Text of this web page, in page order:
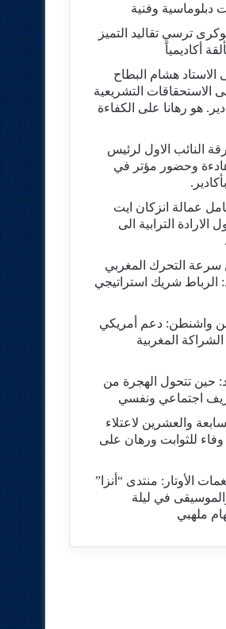
وفنية
ترسي تقاليد التميز
أكاديمياً
الاستاد هشام البطاح
الاستحقاقات التشريعية
هو رهانا على الكفاءة
النائب الاول لرئيس
هادءة وحضور مؤتر في
عمالة انزكان ايت
الترابية الى
سرعة التحرك المغربي
الرباط شريك استراتيجي
واشنطن: دعم أمريكي
المغربية
حين تتحول الهجرة من
اجتماعي ونفسي
والعشرين لاعتلاء
للثوابت ورهان على
الأوتار: منتدى “أنزا”
في ليلة
ملهبي